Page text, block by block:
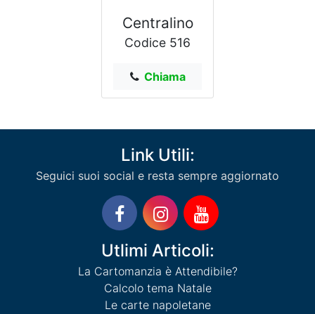
Centralino
Codice 516
Chiama
Link Utili:
Seguici suoi social e resta sempre aggiornato
Utlimi Articoli:
La Cartomanzia è Attendibile?
Calcolo tema Natale
Le carte napoletane